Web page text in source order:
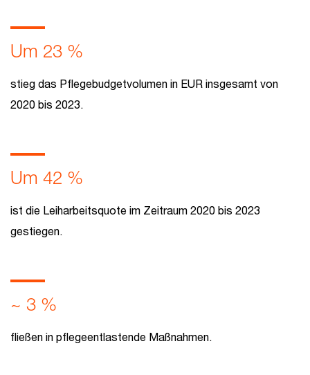
Um 23 %
stieg das Pflegebudgetvolumen in EUR insgesamt von
2020 bis 2023.
Um 42 %
ist die Leiharbeitsquote im Zeitraum 2020 bis 2023
gestiegen.
~ 3 %
fließen in pflegeentlastende Maßnahmen.